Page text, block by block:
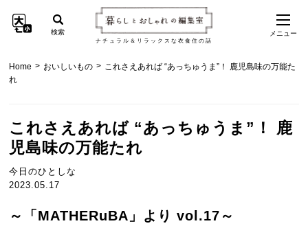
ナチュラル＆リラックスな衣食住の話
検索 メニュー
Home > おいしいもの > これさえあれば “あっちゅうま”！ 鹿児島味の万能た
れ
これさえあれば “あっちゅうま”！ 鹿
児島味の万能たれ
今日のひとしな
2023.05.17
～「MATHERuBA」より vol.17～